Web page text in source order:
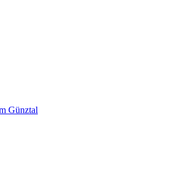
Günztal